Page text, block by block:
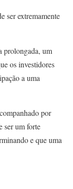
ser extremamente
prolongada, um
os investidores
a uma
por
ser um forte
e que uma